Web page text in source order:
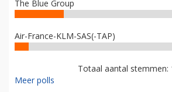
The Blue Group
Air-France-KLM-SAS(-TAP)
Totaal aantal stemmen:
Meer polls